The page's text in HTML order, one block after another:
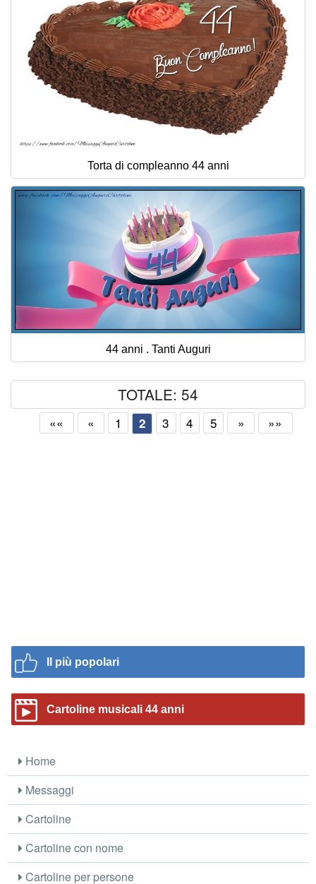
Torta di compleanno 44 anni
44 anni . Tanti Auguri
TOTALE: 54
«« « 1 2 3 4 5 » »»
Il più popolari
Cartoline musicali 44 anni
Home
Messaggi
Cartoline
Cartoline con nome
Cartoline per persone